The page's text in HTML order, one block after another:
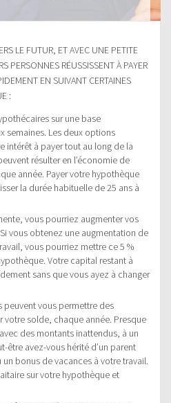
LE FUTUR, ET AVEC UNE PETITE
PERSONNES RÉUSSISSENT À PAYER
EN SUIVANT CERTAINES
:
sur une base
semaines. Les deux options
intérêt à payer tout au long de la
résulter en l’économie de
année. Payer votre hypothèque
la durée habituelle de 25 ans à
vous pourriez augmenter vos
vous obtenez une augmentation de
vous pourriez mettre ce 5 %
Votre capital restant à
sans que vous ayez à changer
peuvent vous permettre des
votre solde, chaque année. Presque
des montants inattendus, à un
être avez-vous hérité d’un parent
bonus de vacances à votre travail.
sur votre hypothèque et